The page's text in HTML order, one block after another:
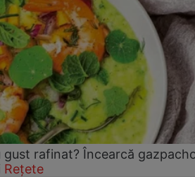
gust rafinat? Încearcă
Rețete